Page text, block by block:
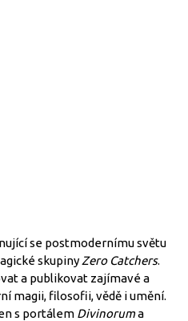
se postmodernímu světu
skupiny Zero Catchers.
a publikovat zajímavé a
magii, filosofii, vědě i umění.
s portálem Divinoruma